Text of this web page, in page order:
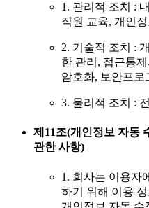
1. 관리적 조치 :
직원 교육, 개인
2. 기술적 조치 :
한 관리, 접근통
암호화, 보안프로
3. 물리적 조치 :
제11조(개인정보 자동
관한 사항)
1. 회사는 이용자
하기 위해 이용